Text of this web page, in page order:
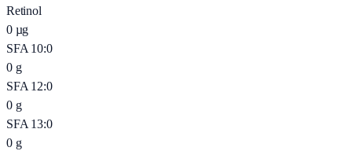
Retinol
0 µg
SFA 10:0
0 g
SFA 12:0
0 g
SFA 13:0
0 g